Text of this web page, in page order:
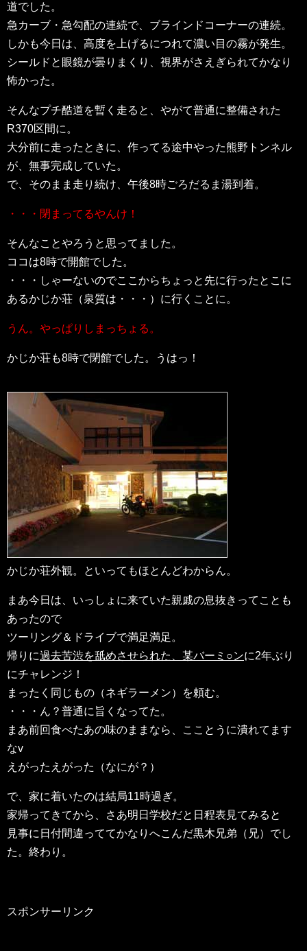
道でした。
急カーブ・急勾配の連続で、ブラインドコーナーの連続。
しかも今日は、高度を上げるにつれて濃い目の霧が発生。
シールドと眼鏡が曇りまくり、視界がさえぎられてかなり
怖かった。
そんなプチ酷道を暫く走ると、やがて普通に整備された
R370区間に。
大分前に走ったときに、作ってる途中やった熊野トンネル
が、無事完成していた。
で、そのまま走り続け、午後8時ごろだるま湯到着。
・・・閉まってるやんけ！
そんなことやろうと思ってました。
ココは8時で開館でした。
・・・しゃーないのでここからちょっと先に行ったとこに
あるかじか荘（泉質は・・・）に行くことに。
うん。やっぱりしまっちょる。
かじか荘も8時で閉館でした。うはっ！
かじか荘外観。といってもほとんどわからん。
まあ今日は、いっしょに来ていた親戚の息抜きってことも
あったので
ツーリング＆ドライブで満足満足。
帰りに過去苦渋を舐めさせられた、某バーミ○ンに2年ぶり
にチャレンジ！
まったく同じもの（ネギラーメン）を頼む。
・・・ん？普通に旨くなってた。
まあ前回食べたあの味のままなら、こことうに潰れてます
なv
えがったえがった（なにが？）
で、家に着いたのは結局11時過ぎ。
家帰ってきてから、さあ明日学校だと日程表見てみると
見事に日付間違っててかなりへこんだ黒木兄弟（兄）でし
た。終わり。
スポンサーリンク